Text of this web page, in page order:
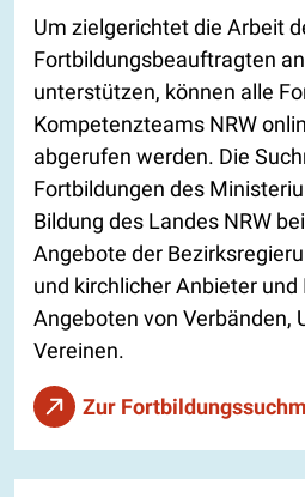
Um zielgerichtet die Arbeit
Fortbildungsbeauftragten
unterstützen, können alle
Kompetenzteams NRW
abgerufen werden. Die
Fortbildungen des
Bildung des Landes NRW
Angebote der
und kirchlicher Anbieter
Angeboten von Verbänden,
Vereinen.
Zur